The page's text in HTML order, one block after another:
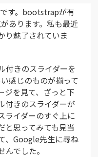
す。bootstrapが有
あります。私も最近
り魅了されていま
付きのスライダーを
感じのものが揃って
ジを見て、ざっと下
付きのスライダーが
ライダーのすぐ上に
と思ってみても見当
、Google先生に尋ね
でした。